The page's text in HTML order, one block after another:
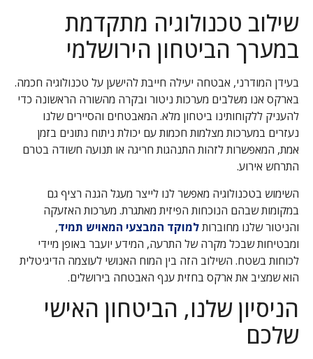
שילוב טכנולוגיה מתקדמת
במערך הביטחון הירושלמי
בעידן המודרני, אבטחה יעילה חייבת להישען על טכנולוגיה חכמה.
בארקס אנו משלבים מערכות ניטור ובקרה מהשורה הראשונה כדי
להעניק ללקוחותינו ביטחון מלא. המאבטחים והסיירים שלנו
נעזרים במערכות מצלמות חכמות עם יכולת ניתוח נתונים בזמן
אמת, המאפשרות לזהות התנהגות חריגה או תנועה חשודה בטרם
התרחש אירוע.
השימוש בטכנולוגיה מאפשר לנו לייצר מעגל הגנה רציף גם
במקומות שבהם הנוכחות הפיזית מאתגרת. מערכות האזעקה
והניטור שלנו מחוברותלמוקד המבצעי המאויש תמיד,
ומבטיחות שבכל מקרה של התרעה, המידע יועבר באופן מיידי
לכוחות בשטח. השילוב הזה בין המוח האנושי לעוצמה הדיגיטלית
הוא שמציב את ארקס בחזית ענף האבטחה בירושלים.
הניסיון שלנו, הביטחון האישי
שלכם